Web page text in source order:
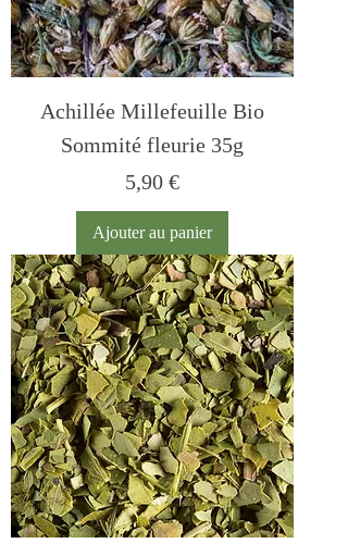
Achillée Millefeuille Bio
Sommité fleurie 35g
Prix
5,90 €
Ajouter au panier